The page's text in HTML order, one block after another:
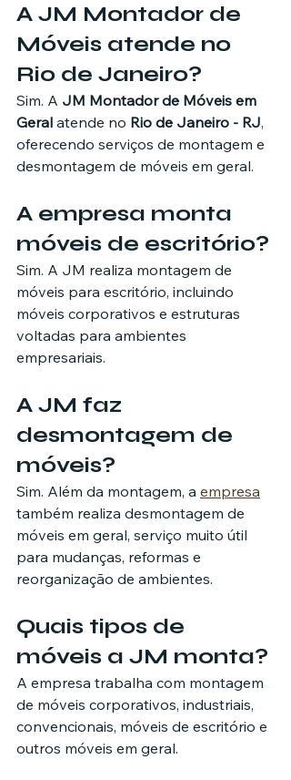
A JM Montador de
Móveis atende no
Rio de Janeiro?
Sim. A JM Montador de Móveis em
Geral atende no Rio de Janeiro - RJ,
oferecendo serviços de montagem e
desmontagem de móveis em geral.
A empresa monta
móveis de escritório?
Sim. A JM realiza montagem de
móveis para escritório, incluindo
móveis corporativos e estruturas
voltadas para ambientes
empresariais.
A JM faz
desmontagem de
móveis?
Sim. Além da montagem, a empresa
também realiza desmontagem de
móveis em geral, serviço muito útil
para mudanças, reformas e
reorganização de ambientes.
Quais tipos de
móveis a JM monta?
A empresa trabalha com montagem
de móveis corporativos, industriais,
convencionais, móveis de escritório e
outros móveis em geral.